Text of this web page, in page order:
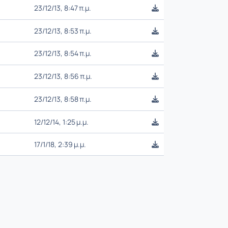
23/12/13, 8:47 π.μ.
23/12/13, 8:53 π.μ.
23/12/13, 8:54 π.μ.
23/12/13, 8:56 π.μ.
23/12/13, 8:58 π.μ.
12/12/14, 1:25 μ.μ.
17/1/18, 2:39 μ.μ.